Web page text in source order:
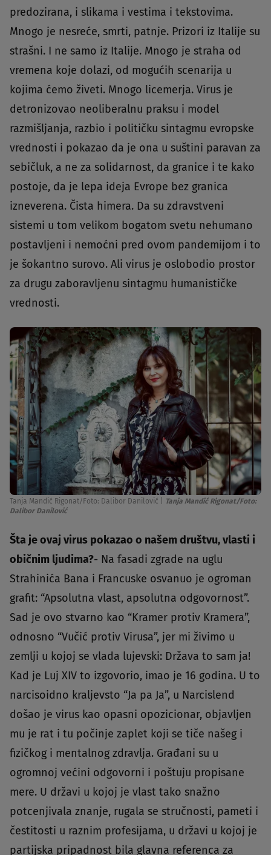
predozirana, i slikama i vestima i tekstovima.
Mnogo je nesreće, smrti, patnje. Prizori iz Italije su
strašni. I ne samo iz Italije. Mnogo je straha od
vremena koje dolazi, od mogućih scenarija u
kojima ćemo živeti. Mnogo licemerja. Virus je
detronizovao neoliberalnu praksu i model
razmišljanja, razbio i političku sintagmu evropske
vrednosti i pokazao da je ona u suštini paravan za
sebičluk, a ne za solidarnost, da granice i te kako
postoje, da je lepa ideja Evrope bez granica
izneverena. Čista himera. Da su zdravstveni
sistemi u tom velikom bogatom svetu nehumano
postavljeni i nemoćni pred ovom pandemijom i to
je šokantno surovo. Ali virus je oslobodio prostor
za drugu zaboravljenu sintagmu humanističke
vrednosti.
Tanja Mandić Rigonat/Foto: Dalibor Danilović
Tanja Mandić Rigonat/Foto:
Dalibor Danilović
Šta je ovaj virus pokazao o našem društvu, vlasti i
običnim ljudima?- Na fasadi zgrade na uglu
Strahinića Bana i Francuske osvanuo je ogroman
grafit: “Apsolutna vlast, apsolutna odgovornost”.
Sad je ovo stvarno kao “Kramer protiv Kramera”,
odnosno “Vučić protiv Virusa”, jer mi živimo u
zemlji u kojoj se vlada lujevski: Država to sam ja!
Kad je Luj XIV to izgovorio, imao je 16 godina. U to
narcisoidno kraljevsto “Ja pa Ja”, u Narcislend
došao je virus kao opasni opozicionar, objavljen
mu je rat i tu počinje zaplet koji se tiče našeg i
fizičkog i mentalnog zdravlja. Građani su u
ogromnoj većini odgovorni i poštuju propisane
mere. U državi u kojoj je vlast tako snažno
potcenjivala znanje, rugala se stručnosti, pameti i
čestitosti u raznim profesijama, u državi u kojoj je
partijska pripadnost bila glavna referenca za